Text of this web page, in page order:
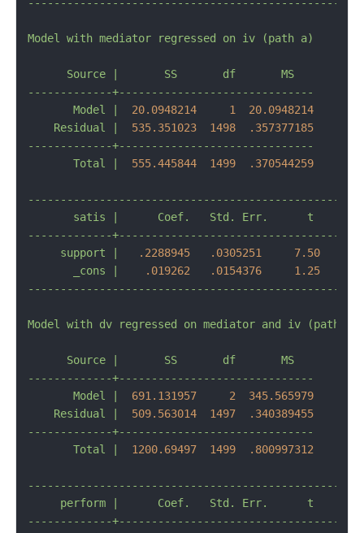
Model with mediator regressed on iv (path a)
Source SS df
MS
-------------+------------------------------
Model
20.0948214 1
20.0948214
Residual
535.351023 1498
.357377185
-------------+------------------------------
Total
555.445844 1499 .370544259
satis
Coef. Std. Err. t
-------------
support
.2288945 .0305251 7.50
_cons
.019262 .0154376 1.25
Model with dv regressed on mediator and iv (paths
Source SS df
MS
-------------+------------------------------
Model
691.131957 2
345.565979
Residual
509.563014 1497
.340389455
-------------+------------------------------
Total
1200.69497 1499 .800997312
perform
Coef. Std. Err. t
-------------